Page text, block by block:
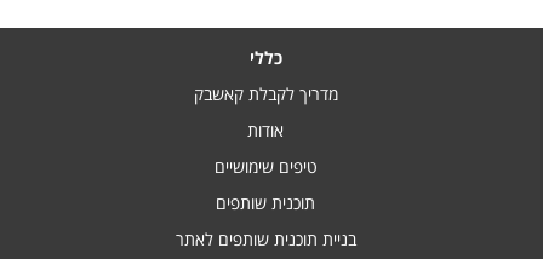
כללי
מדריך לקבלת קאשבק
אודות
טיפים שימושיים
תוכנית שותפים
בניית תוכנית שותפים לאתר